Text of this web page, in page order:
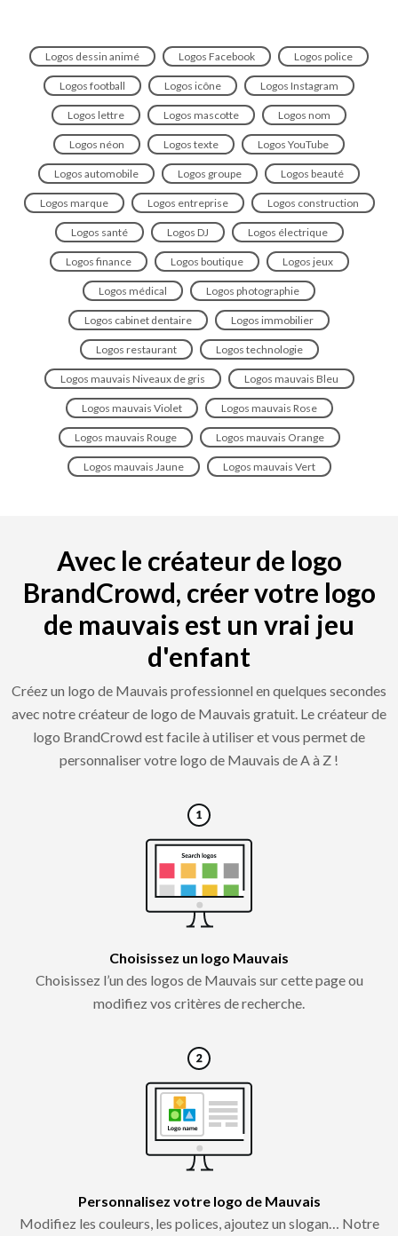
Logos dessin animé Logos Facebook Logos police
Logos football Logos icône Logos Instagram
Logos lettre Logos mascotte Logos nom
Logos néon Logos texte Logos YouTube
Logos automobile Logos groupe Logos beauté
Logos marque Logos entreprise Logos construction
Logos santé Logos DJ Logos électrique
Logos finance Logos boutique Logos jeux
Logos médical Logos photographie
Logos cabinet dentaire Logos immobilier
Logos restaurant Logos technologie
Logos mauvais Niveaux de gris Logos mauvais Bleu
Logos mauvais Violet Logos mauvais Rose
Logos mauvais Rouge Logos mauvais Orange
Logos mauvais Jaune Logos mauvais Vert
Avec le créateur de logo
BrandCrowd, créer votre logo
de mauvais est un vrai jeu
d'enfant
Créez un logo de Mauvais professionnel en quelques secondes
avec notre créateur de logo de Mauvais gratuit. Le créateur de
logo BrandCrowd est facile à utiliser et vous permet de
personnaliser votre logo de Mauvais de A à Z !
Choisissez un logo Mauvais
Choisissez l’un des logos de Mauvais sur cette page ou
modifiez vos critères de recherche.
Personnalisez votre logo de Mauvais
Modifiez les couleurs, les polices, ajoutez un slogan… Notre